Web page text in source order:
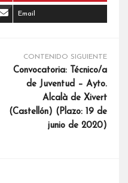
Email
CONTENIDO SIGUIENTE
Convocatoria: Técnico/a
de Juventud – Ayto.
Alcalà de Xivert
(Castellón) (Plazo: 19 de
junio de 2020)